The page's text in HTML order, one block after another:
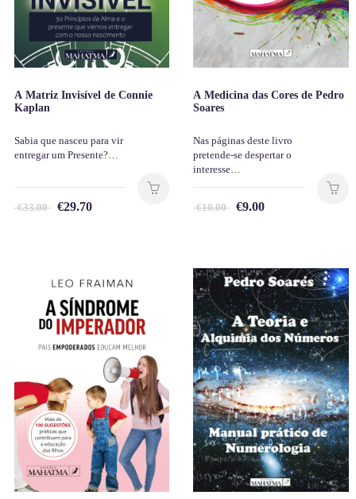
A Matriz Invisível de Connie
Kaplan
Sabia que nasceu para vir
entregar um Presente?…
€33.00 €29.70
A Medicina das Cores de Pedro
Soares
Nas páginas deste livro
pretende-se despertar o
interesse…
€10.00 €9.00